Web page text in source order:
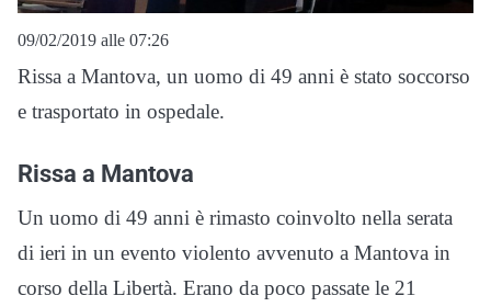
09/02/2019 alle 07:26
Rissa a Mantova, un uomo di 49 anni è stato soccorso
e trasportato in ospedale.
Rissa a Mantova
Un uomo di 49 anni è rimasto coinvolto nella serata
di ieri in un evento violento avvenuto a Mantova in
corso della Libertà. Erano da poco passate le 21